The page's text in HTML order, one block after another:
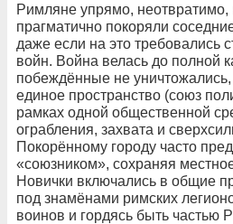
Римляне упрямо, неотвратимо,
прагматично покоряли
даже если на это требовались
войн. Война велась до полной
побеждённые не уничтожались,
единое пространство (союз
рамках одной общественной
ограбления, захвата и
Покорённому городу часто
«союзником», сохраняя
Новички включались в общие
под знамёнами римских
воинов и гордясь быть частью